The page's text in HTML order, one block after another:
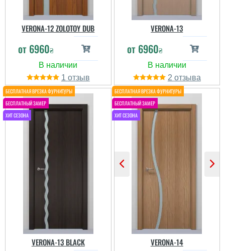
Первое время немного
непривычным казался
очень довольны.
читати всі відгуки
VERONA-12 ZOLOTOY DUB
от 6960₴
1
VERONA-13
от 6960₴
2
VERONA-13 BLACK VERONA-14